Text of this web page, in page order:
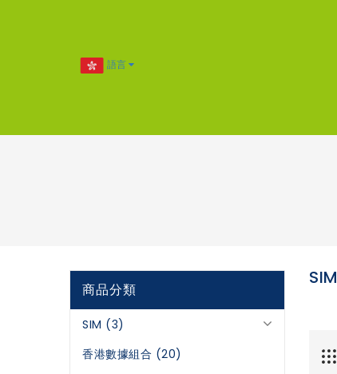
語言
商品分類
SIM (3)
香港數據組合 (20)
SIM